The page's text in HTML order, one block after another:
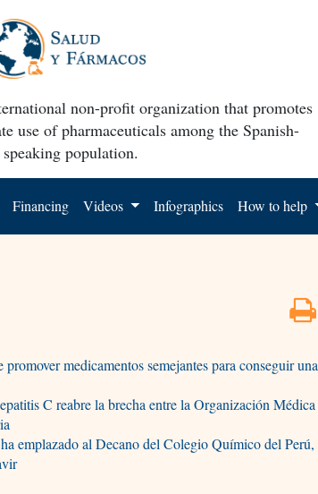
non-profit organization that promotes
use of pharmaceuticals among the Spanish-
speaking population.
Financing Videos Infographics How to help
medicamentos semejantes para conseguir una
C reabre la brecha entre la Organización Médica
emplazado al Decano del Colegio Químico del Perú,